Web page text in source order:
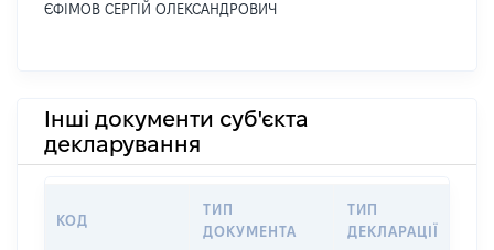
ЄФІМОВ СЕРГІЙ ОЛЕКСАНДРОВИЧ
Інші документи суб'єкта
декларування
КОД
ТИП
ДОКУМЕНТА
ТИП
ДЕКЛАРАЦІЇ